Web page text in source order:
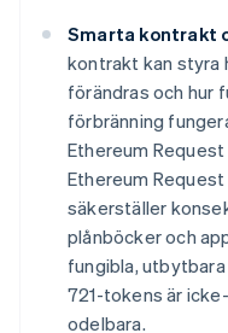
Smarta kontrakt
kontrakt kan styra
förändras och hur
förbränning
Ethereum
Ethereum
säkerställer
plånböcker och
fungibla, utbytbara
721-tokens är
odelbara.